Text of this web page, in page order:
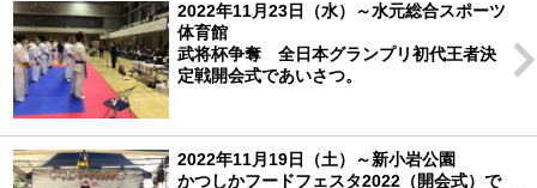
2022年11月23日（水）～水元総合スポーツ
体育館
武将杯争奪 全日本グランプリ初代王者決
定戦開会式であいさつ。
2022年11月19日（土）～新小岩公園
かつしかフードフェスタ2022（開会式）で